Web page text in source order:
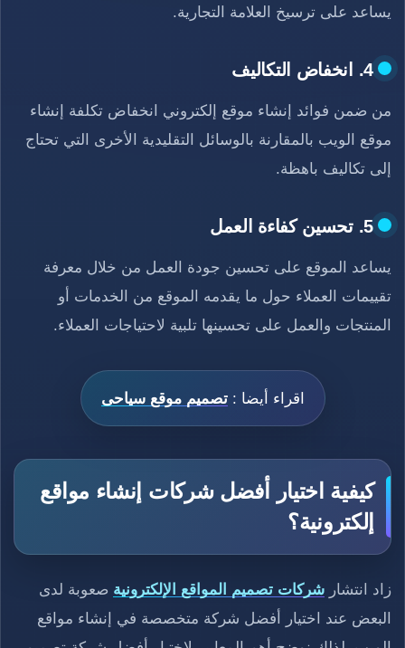
يساعد على ترسيخ العلامة التجارية.
4. انخفاض التكاليف
من ضمن فوائد إنشاء موقع إلكتروني انخفاض تكلفة إنشاء
موقع الويب بالمقارنة بالوسائل التقليدية الأخرى التي تحتاج
إلى تكاليف باهظة.
5. تحسين كفاءة العمل
يساعد الموقع على تحسين جودة العمل من خلال معرفة
تقييمات العملاء حول ما يقدمه الموقع من الخدمات أو
المنتجات والعمل على تحسينها تلبية لاحتياجات العملاء.
اقراء أيضا :تصميم موقع سياحى
كيفية اختيار أفضل شركات إنشاء مواقع
إلكترونية؟
زاد انتشار شركات تصميم المواقع الإلكترونية صعوبة لدى
البعض عند اختيار أفضل شركة متخصصة في إنشاء مواقع